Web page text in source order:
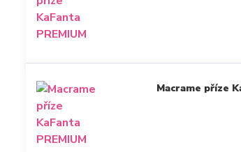
Macrame příze